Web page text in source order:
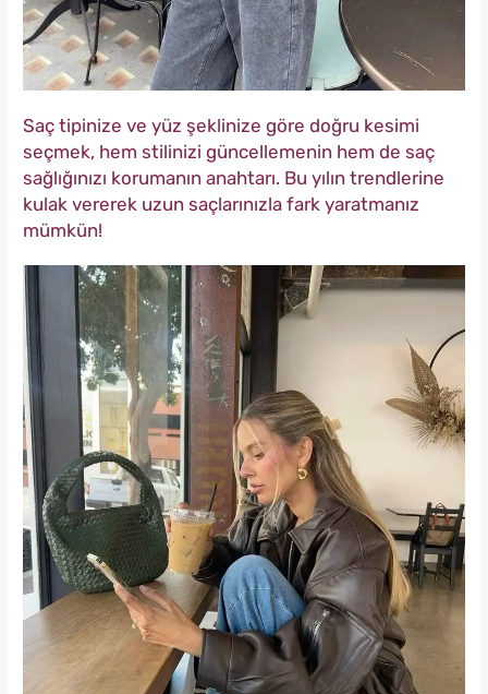
Saç tipinize ve yüz şeklinize göre doğru kesimi
seçmek, hem stilinizi güncellemenin hem de saç
sağlığınızı korumanın anahtarı. Bu yılın trendlerine
kulak vererek uzun saçlarınızla fark yaratmanız
mümkün!